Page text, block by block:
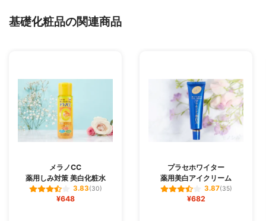
基礎化粧品の関連商品
メラノCC
薬用しみ対策 美白化粧水
3.83(30)
¥648
プラセホワイター
薬用美白アイクリーム
3.87(35)
¥682